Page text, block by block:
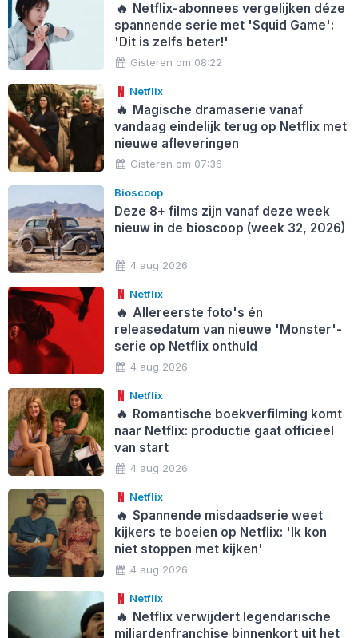
🔥 Netflix-abonnees vergelijken déze
spannende serie met 'Squid Game':
'Dit is zelfs beter!'
Gisteren om 08:22
Netflix
🔥 Magische dramaserie vanaf
vandaag eindelijk terug op Netflix met
nieuwe afleveringen
Gisteren om 07:36
Bioscoop
Deze 8+ films zijn vanaf deze week
nieuw in de bioscoop (week 32, 2026)
4 aug 2026
Netflix
🔥 Allereerste foto's én
releasedatum van nieuwe 'Monster'-
serie op Netflix onthuld
4 aug 2026
Netflix
🔥 Romantische boekverfilming komt
naar Netflix: productie gaat officieel
van start
4 aug 2026
Netflix
🔥 Spannende misdaadserie weet
kijkers te boeien op Netflix: 'Ik kon
niet stoppen met kijken'
4 aug 2026
Netflix
🔥 Netflix verwijdert legendarische
miljardenfranchise binnenkort uit het